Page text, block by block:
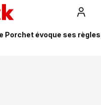
Porchet évoque ses